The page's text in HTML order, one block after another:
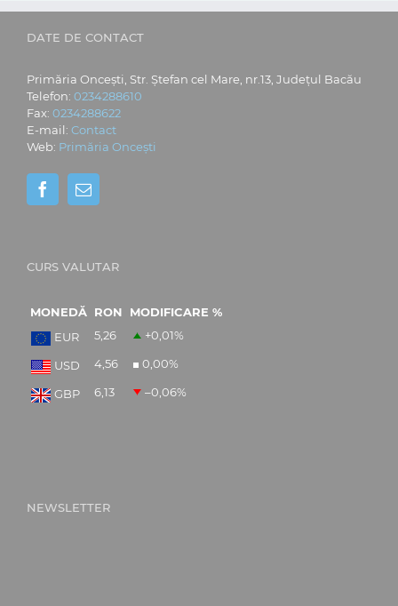
DATE DE CONTACT
Primăria Oncești, Str. Ștefan cel Mare, nr.13, Județul Bacău
Telefon: 0234288610
Fax: 0234288622
E-mail: Contact
Web: Primăria Oncești
CURS VALUTAR
MONEDĂ RON
MODIFICARE %
EUR
5,26 +0,01%
USD 4,56 0,00%
GBP 6,13 –0,06%
NEWSLETTER